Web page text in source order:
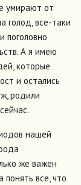
умирают от
голод, все-таки
поголовно
А я имею
которые
и остались
родили
нашей
же важен
все, что